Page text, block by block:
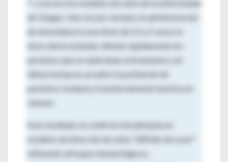
T. cruzi en tres modelos de ratón de la enfermedad
de Chagas. Una vez por semana, la administración
de benznidazol a una dosis de 2,5 a 5 veces la
dosis diaria estándar eliminó rápidamente los
parásitos que se replicaban activamente y, en
última instancia, erradicó la población de
parásitos residual y transitoriamente inactiva en
ratones.
Este resultado se confirmó inicialmente en
modelos de infección de ratón
"difíciles de curar"
utilizando enfoques inmunológicos,